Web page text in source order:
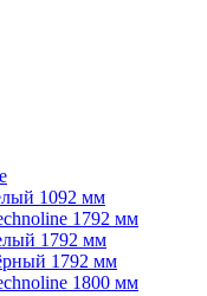
1092 мм
1792 мм
1792 мм
1792 мм
1800 мм